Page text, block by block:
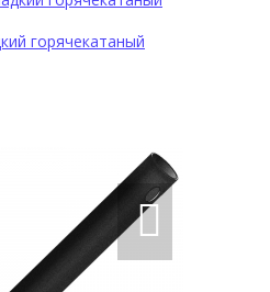
горячекатаный